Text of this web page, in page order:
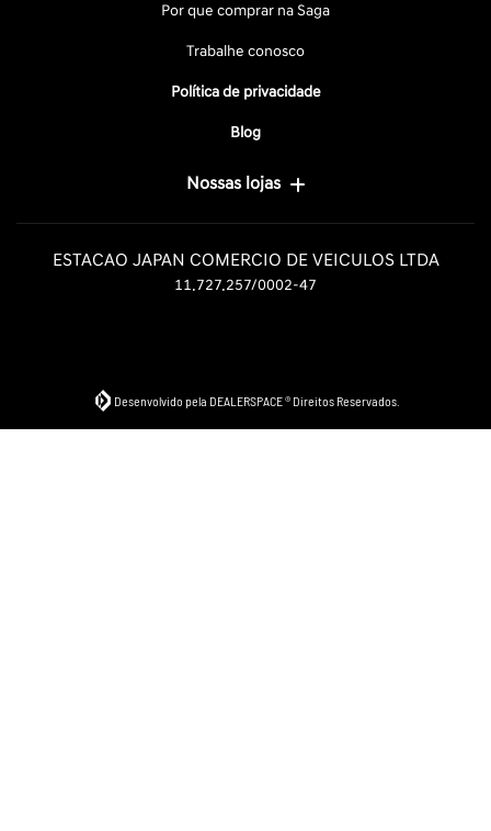
Por que comprar na Saga
Trabalhe conosco
Política de privacidade
Blog
Nossas lojas
ESTACAO JAPAN COMERCIO DE VEICULOS LTDA
11.727.257/0002-47
Desenvolvido pela DEALERSPACE ® Direitos Reservados.